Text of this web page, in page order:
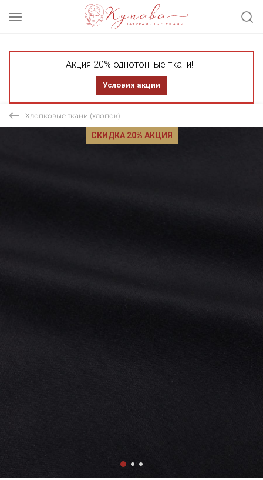
Акция 20% однотонные ткани!
Условия акции
Хлопковые ткани (хлопок)
СКИДКА 20% АКЦИЯ